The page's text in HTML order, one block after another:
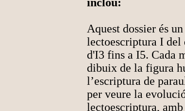
Aquest dossier és
lectoescriptura I del
d'I3 fins a I5. Cada
dibuix de la figura
l’escriptura de
per veure la
lectoescriptura,